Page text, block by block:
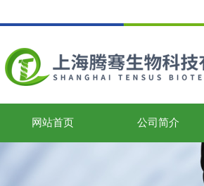
网站首页 公司简介